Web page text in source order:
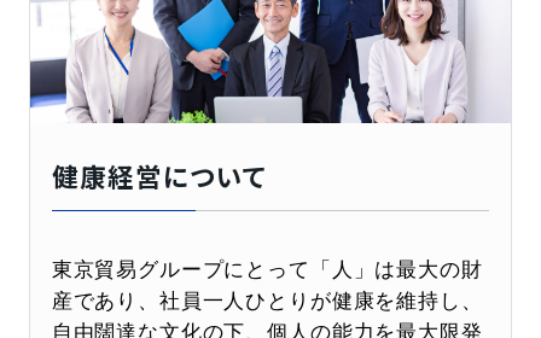
健康経営について
東京貿易グループにとって「人」は最大の財
産であり、 社員一人ひとりが健康を維持し、
自由闊達な文化の下、個人の能力を最大限発